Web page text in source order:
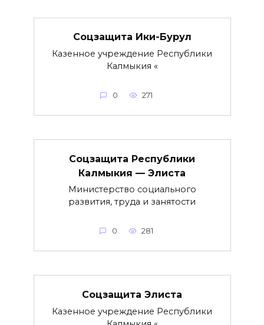
Соцзащита Ики-Бурул
Казенное учреждение Республики
Калмыкия «
0 271
Соцзащита Республики
Калмыкия — Элиста
Министерство социального
развития, труда и занятости
0 281
Соцзащита Элиста
Казенное учреждение Республики